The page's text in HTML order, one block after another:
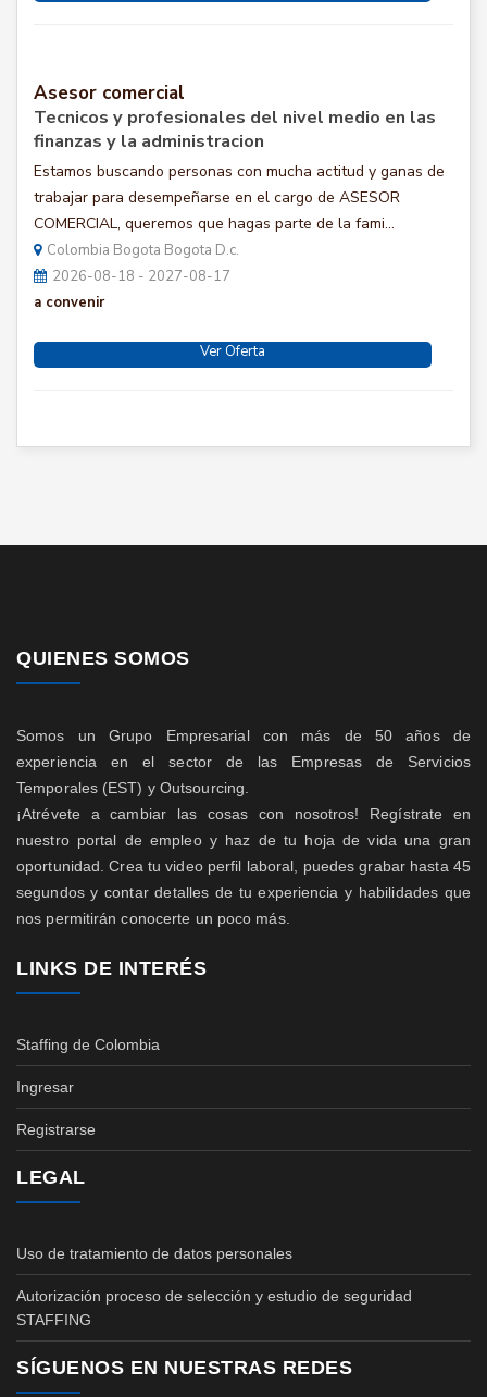
Asesor comercial
Tecnicos y profesionales del nivel medio en las
finanzas y la administracion
Estamos buscando personas con mucha actitud y ganas de
trabajar para desempeñarse en el cargo de ASESOR
COMERCIAL, queremos que hagas parte de la fami...
Colombia Bogota Bogota D.c.
2026-08-18 - 2027-08-17
a convenir
Ver Oferta
QUIENES SOMOS
Somos un Grupo Empresarial con más de 50 años de
experiencia en el sector de las Empresas de Servicios
Temporales (EST) y Outsourcing.
¡Atrévete a cambiar las cosas con nosotros! Regístrate en
nuestro portal de empleo y haz de tu hoja de vida una gran
oportunidad. Crea tu video perfil laboral, puedes grabar hasta 45
segundos y contar detalles de tu experiencia y habilidades que
nos permitirán conocerte un poco más.
LINKS DE INTERÉS
Staffing de Colombia
Ingresar
Registrarse
LEGAL
Uso de tratamiento de datos personales
Autorización proceso de selección y estudio de seguridad
STAFFING
SÍGUENOS EN NUESTRAS REDES